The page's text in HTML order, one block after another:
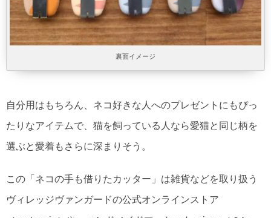
裏面イメージ
自分用はもちろん、ネコ好きな人へのプレゼントにもぴっ
たりなアイテムで、猫を飼っている人なら愛猫と同じ柄を
選ぶと愛着もさらに深まりそう。
この「ネコの手も借りたカッター」は雑貨などを取り扱う
ヴィレッジヴァンガードの公式オンラインストア